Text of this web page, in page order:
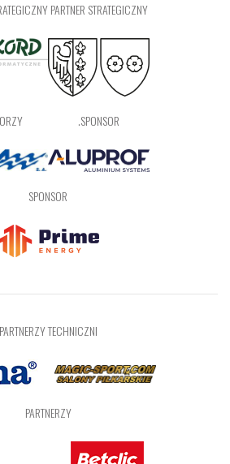
PARTNER STRATEGICZNY
.SPONSOR
SPONSOR
PARTNERZY TECHNICZNI
PARTNERZY